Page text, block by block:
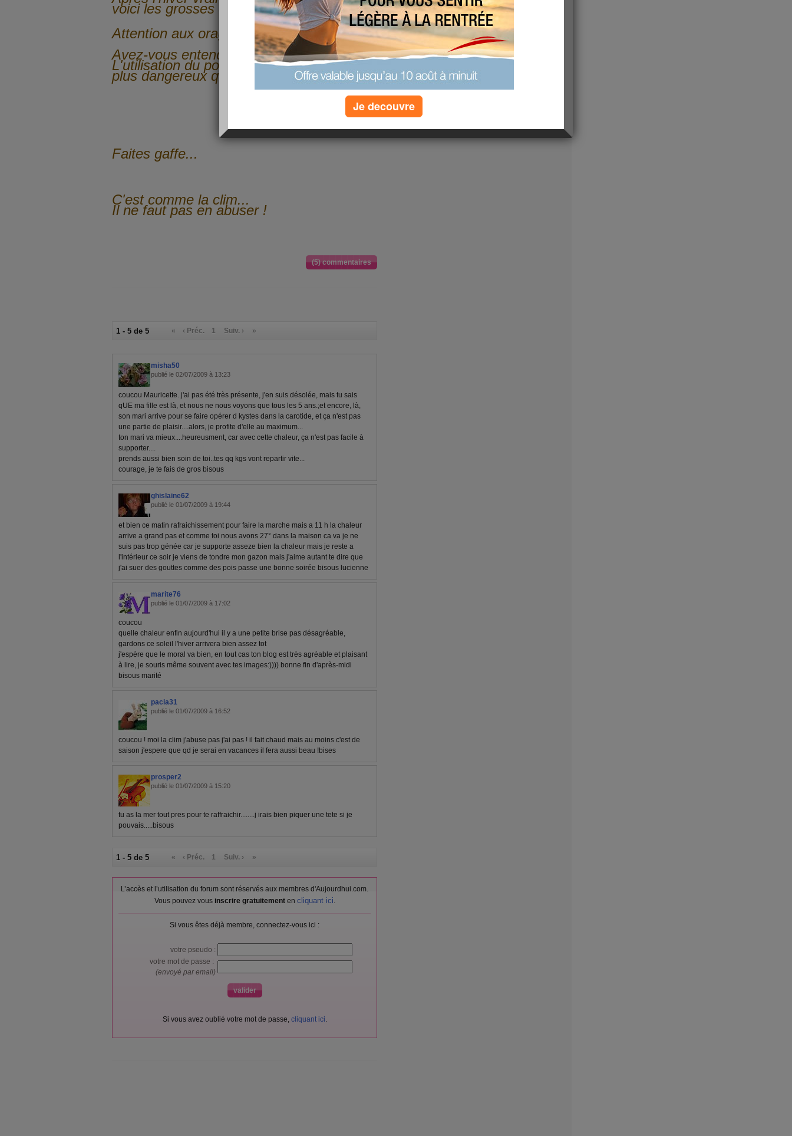
voici les grosses chaleurs !
Attention aux orages tout de même...
Avez-vous entendu ?
L'utilisation du portable dans les trains est
plus dangereux qu'ailleurs...
Faites gaffe...
C'est comme la clim...
Il ne faut pas en abuser !
(5) commentaires
1 - 5 de 5 « ‹ Préc. 1 Suiv. › »
misha50
publié le 02/07/2009 à 13:23
coucou Mauricette..j'ai pas été très présente, j'en suis désolée, mais tu sais
qUE ma fille est là, et nous ne nous voyons que tous les 5 ans.;et encore, là,
son mari arrive pour se faire opérer d kystes dans la carotide, et ça n'est pas
une partie de plaisir....alors, je profite d'elle au maximum...
ton mari va mieux....heureusment, car avec cette chaleur, ça n'est pas facile à
supporter....
prends aussi bien soin de toi..tes qq kgs vont repartir vite...
courage, je te fais de gros bisous
ghislaine62
publié le 01/07/2009 à 19:44
et bien ce matin rafraichissement pour faire la marche mais a 11 h la chaleur
arrive a grand pas et comme toi nous avons 27° dans la maison ca va je ne
suis pas trop génée car je supporte asseze bien la chaleur mais je reste a
l'intérieur ce soir je viens de tondre mon gazon mais j'aime autant te dire que
j'ai suer des gouttes comme des pois passe une bonne soirée bisous lucienne
marite76
publié le 01/07/2009 à 17:02
coucou
quelle chaleur enfin aujourd'hui il y a une petite brise pas désagréable,
gardons ce soleil l'hiver arrivera bien assez tot
j'espère que le moral va bien, en tout cas ton blog est très agréable et plaisant
à lire, je souris même souvent avec tes images:)))) bonne fin d'après-midi
bisous marité
pacia31
publié le 01/07/2009 à 16:52
coucou ! moi la clim j'abuse pas j'ai pas ! il fait chaud mais au moins c'est de
saison j'espere que qd je serai en vacances il fera aussi beau !bises
prosper2
publié le 01/07/2009 à 15:20
tu as la mer tout pres pour te raffraichir........j irais bien piquer une tete si je
pouvais.....bisous
1 - 5 de 5 « ‹ Préc. 1 Suiv. › »
L’accès et l’utilisation du forum sont réservés aux membres d'Aujourdhui.com.
Vous pouvez vous inscrire gratuitementen cliquant ici.
Si vous êtes déjà membre, connectez-vous ici :
votre pseudo :
votre mot de passe :
(envoyé par email)
Si vous avez oublié votre mot de passe, cliquant ici.
Je decouvre